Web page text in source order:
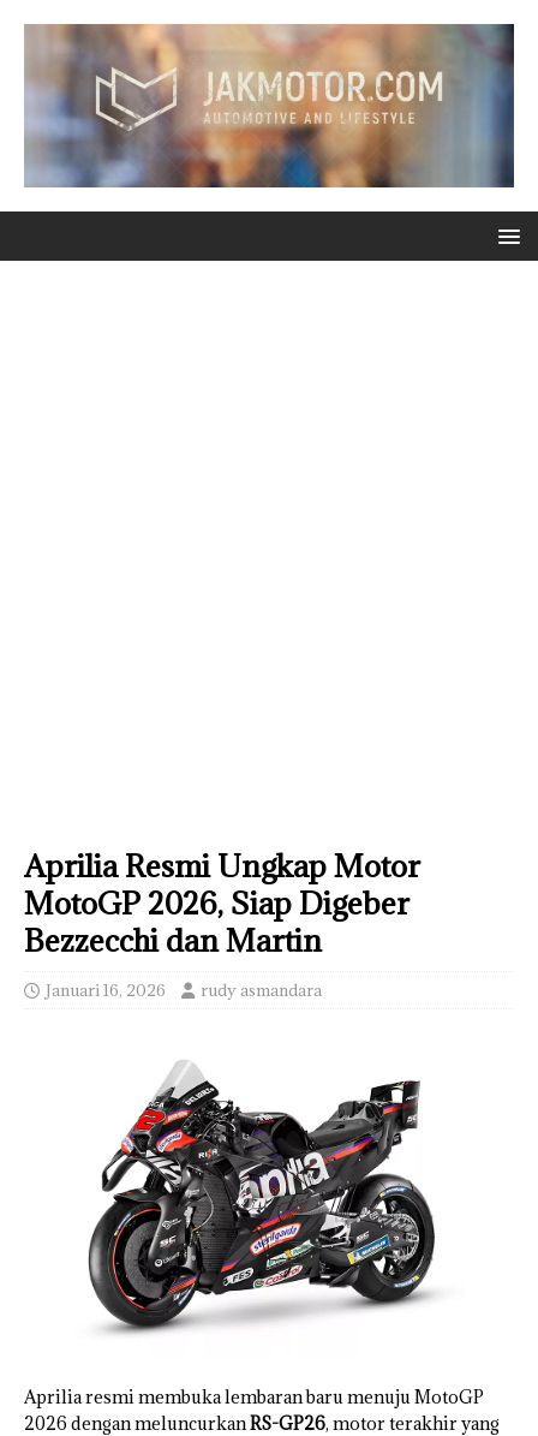
Aprilia Resmi Ungkap Motor
MotoGP 2026, Siap Digeber
Bezzecchi dan Martin
Januari 16, 2026 rudy asmandara
Aprilia resmi membuka lembaran baru menuju MotoGP
2026 dengan meluncurkanRS-GP26, motor terakhir yang